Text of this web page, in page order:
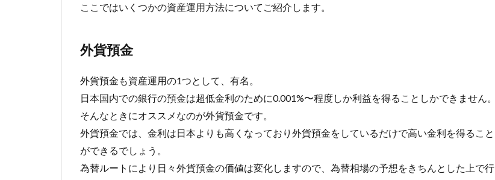
ここではいくつかの資産運用方法についてご紹介します。
外貨預金
外貨預金も資産運用の1つとして、有名。
日本国内での銀行の預金は超低金利のために0.001%〜程度しか利益を得ることしかできません。
そんなときにオススメなのが外貨預金です。
外貨預金では、金利は日本よりも高くなっており外貨預金をしているだけで高い金利を得ること
ができるでしょう。
為替ルートにより日々外貨預金の価値は変化しますので、為替相場の予想をきちんとした上で行